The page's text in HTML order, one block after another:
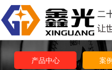
产品中心 案